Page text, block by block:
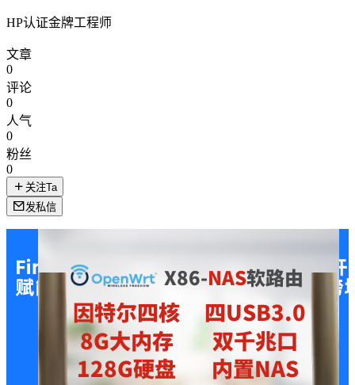
HP认证金牌工程师
文章
0
评论
0
人气
0
粉丝
0
关注Ta
发私信